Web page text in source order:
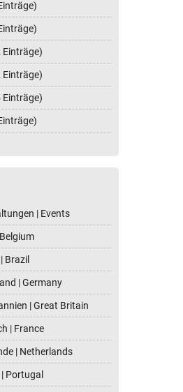
Einträge)
Einträge)
Einträge)
| Events
Brazil
| Germany
| Great Britain
| France
| Netherlands
Portugal